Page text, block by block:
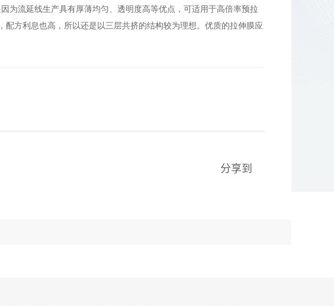
为流延线生产具有厚薄均匀、透明度高等优点，可适用于高倍率预拉
方利息也高，所以还是以三层共挤的结构较为理想。优质的拉伸膜应
分享到